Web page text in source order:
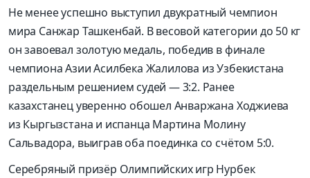
Не менее успешно выступил двукратный чемпион
мира Санжар Ташкенбай. В весовой категории до 50 кг
он завоевал золотую медаль, победив в финале
чемпиона Азии Асилбека Жалилова из Узбекистана
раздельным решением судей — 3:2. Ранее
казахстанец уверенно обошел Анваржана Ходжиева
из Кыргызстана и испанца Мартина Молину
Сальвадора, выиграв оба поединка со счётом 5:0.
Серебряный призёр Олимпийских игр Нурбек